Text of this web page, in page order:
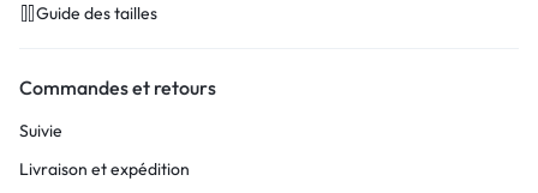
Guide des tailles
Commandes et retours
Suivie
Livraison et expédition